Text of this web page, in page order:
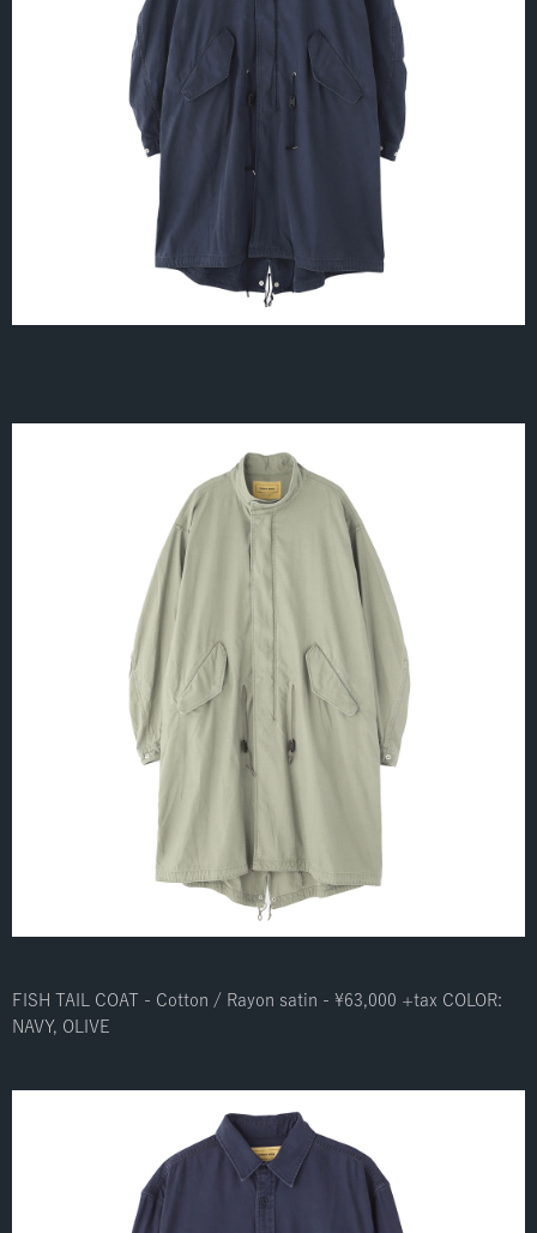
FISH TAIL COAT - Cotton / Rayon satin - ¥63,000 +tax COLOR:
NAVY, OLIVE